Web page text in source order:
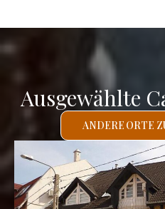
Ausgewählte
ANDERE ORTE